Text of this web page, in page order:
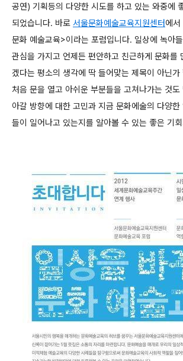
공연) 기획등의 다양한 시도를 하고 있는 와중에
되었습니다. 바로 서울문화예술교육지원센터에
문화 예술교육>이라는 포럼입니다. 일상에 녹아
관심을 가지고 언제든 편안하고 친근하게 문화를
겠다는 평소의 생각에 딱 들어맞는 제목이 아닌
처음 문을 열고 아쉬운 부분들을 고쳐나가는 것
아갈 방향에 대한 고민과 지금 문화에술의 다양
들이 일어나고 있는지를 알아볼 수 있는 좋은 기